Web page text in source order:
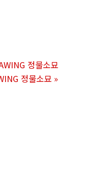
정물소묘
정물소묘 »